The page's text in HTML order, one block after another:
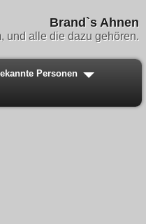
Brand`s Ahnen
und alle die dazu gehören.
Personen